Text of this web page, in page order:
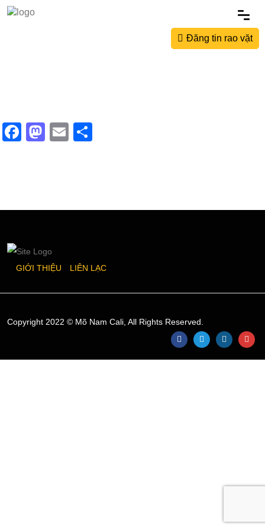
Đăng tin rao vặt
Facebook
Mastodon
Email
GIỚI THIỆU LIÊN LẠC
Copyright 2022 © Mõ Nam Cali, All Rights Reserved.